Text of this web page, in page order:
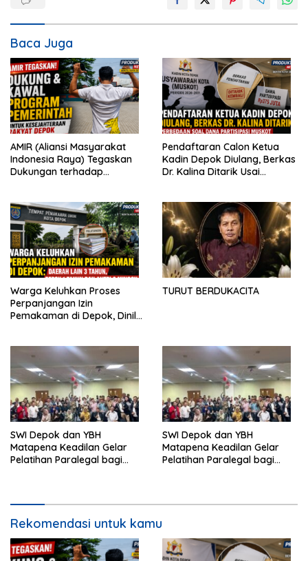
Baca Juga
AMIR (Aliansi Masyarakat
Indonesia Raya) Tegaskan
Dukungan terhadap
Pendaftaran Calon Ketua
Kadin Depok Diulang, Berkas
Dr. Kalina Ditarik Usai
Warga Keluhkan Proses
Perpanjangan Izin
Pemakaman di Depok, Dinilai
TURUT BERDUKACITA
SWI Depok dan YBH
Matapena Keadilan Gelar
Pelatihan Paralegal bagi
SWI Depok dan YBH
Matapena Keadilan Gelar
Pelatihan Paralegal bagi
Rekomendasi untuk kamu